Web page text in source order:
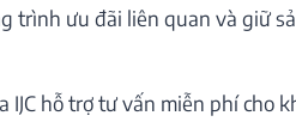
trình ưu đãi liên quan và giữ
IJC hỗ trợ tư vấn miễn phí cho